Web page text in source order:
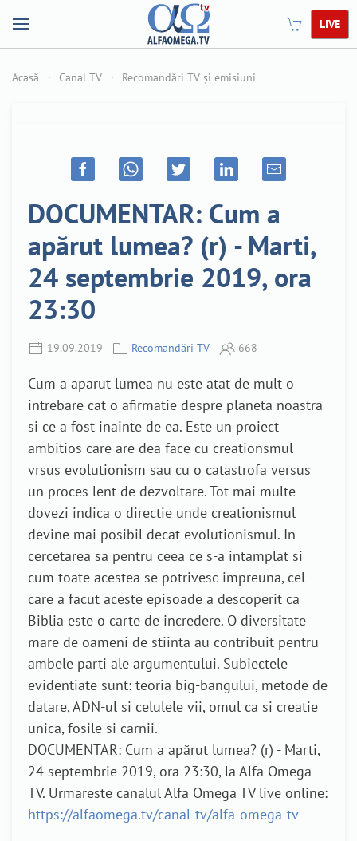
LIVE
Acasă Canal TV Recomandări TV și emisiuni
DOCUMENTAR: Cum a
apărut lumea? (r) - Marti,
24 septembrie 2019, ora
23:30
19.09.2019 Recomandări TV 668
Cum a aparut lumea nu este atat de mult o
intrebare cat o afirmatie despre planeta noastra
si ce a fost inainte de ea. Este un proiect
ambitios care are dea face cu creationsmul
vrsus evolutionism sau cu o catastrofa versus
un proces lent de dezvoltare. Tot mai multe
dovezi indica o directie unde creationismul
devine mai posibil decat evolutionismul. In
cercetarea sa pentru ceea ce s-a intamplat si
cum toate acestea se potrivesc impreuna, cel
care a facut aceste episoade a descoperit ca
Biblia este o carte de incredere. O diversitate
mare de oameni de stiinta au contribuit pentru
ambele parti ale argumentului. Subiectele
evidentiate sunt: teoria big-bangului, metode de
datare, ADN-ul si celulele vii, omul ca si creatie
unica, fosile si carnii.
DOCUMENTAR: Cum a apărut lumea? (r) - Marti,
24 septembrie 2019, ora 23:30, la Alfa Omega
TV. Urmareste canalul Alfa Omega TV live online:
https://alfaomega.tv/canal-tv/alfa-omega-tv